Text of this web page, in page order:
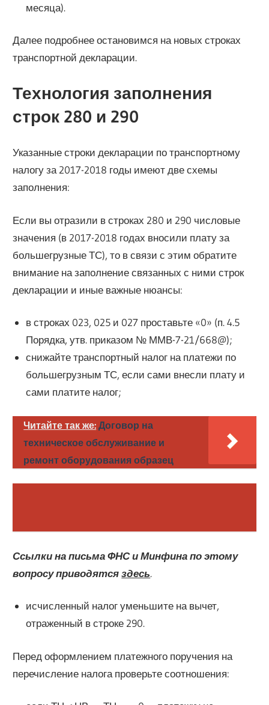
месяца).
Далее подробнее остановимся на новых строках
транспортной декларации.
Технология заполнения
строк 280 и 290
Указанные строки декларации по транспортному
налогу за 2017-2018 годы имеют две схемы
заполнения:
Если вы отразили в строках 280 и 290 числовые
значения (в 2017-2018 годах вносили плату за
большегрузные ТС), то в связи с этим обратите
внимание на заполнение связанных с ними строк
декларации и иные важные нюансы:
в строках 023, 025 и 027 проставьте «0» (п. 4.5
Порядка, утв. приказом № ММВ-7-21/668@);
снижайте транспортный налог на платежи по
большегрузным ТС, если сами внесли плату и
сами платите налог;
Читайте так же: Договор на
техническое обслуживание и
ремонт оборудования образец
Ссылки на письма ФНС и Минфина по этому
вопросу приводятся здесь.
исчисленный налог уменьшите на вычет,
отраженный в строке 290.
Перед оформлением платежного поручения на
перечисление налога проверьте соотношения: